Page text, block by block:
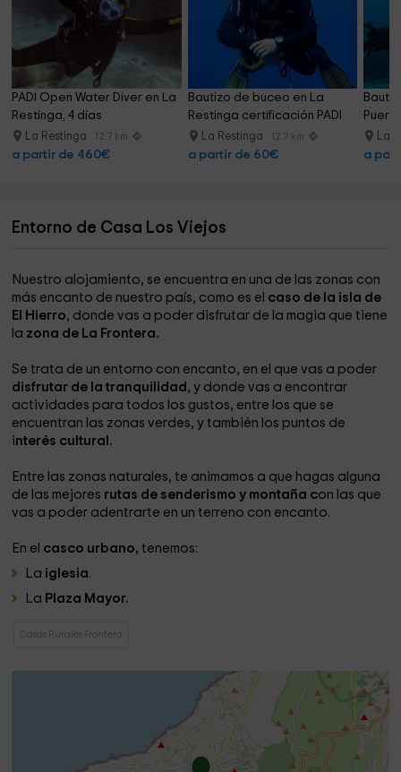
PADI Open Water Diver en La
Restinga, 4 días
La Restinga 12.7 km
a partir de 460€
Bautizo de buceo en La
Restinga certificación PADI
La Restinga 12.7 km
a partir de 60€
La
a
Entorno de Casa Los Viejos
Nuestro alojamiento, se encuentra en una de las zonas con
más encanto de nuestro país, como es el caso de la isla de
El Hierro, donde vas a poder disfrutar de la magia que tiene
la zona de La Frontera.
Se trata de un entorno con encanto, en el que vas a poder
disfrutar de la tranquilidad , y donde vas a encontrar
actividades para todos los gustos, entre los que se
encuentran las zonas verdes, y también los puntos de
interés cultural.
Entre las zonas naturales, te animamos a que hagas alguna
de las mejores rutas de senderismo y montaña con las que
vas a poder adentrarte en un terreno con encanto.
En el casco urbano, tenemos:
La iglesia.
La Plaza Mayor.
Casas Rurales Frontera